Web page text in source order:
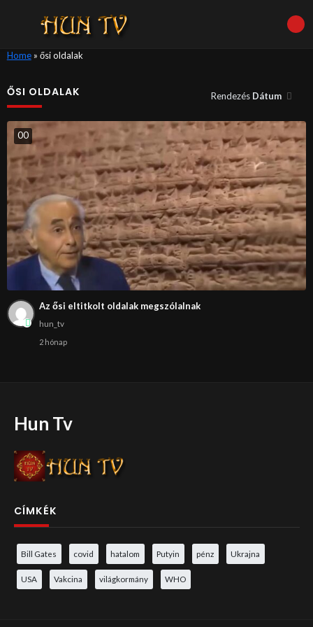
Home» ősi oldalak
ŐSI OLDALAK Rendezés Dátum
00
Az ősi eltitkolt oldalak megszólalnak
hun_tv
2 hónap
Hun Tv
CÍMKÉK
Bill Gates covid hatalom Putyin pénz Ukrajna
USA Vakcina világkormány WHO